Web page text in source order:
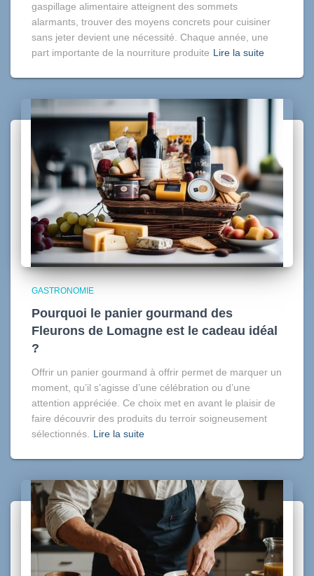
gaspillage alimentaire atteignent des sommets
alarmants, trouver des moyens concrets pour cuisiner
sans jeter devient une nécessité. Chaque année, une
part importante de la nourriture produite Lire la suite
GASTRONOMIE
Pourquoi le panier gourmand des
Fleurons de Lomagne est le cadeau idéal
?
Offrir un panier gourmand à offrir permet de marquer un
moment, qu’il s’agisse d’une célébration ou d’une
attention appréciée. Ce choix met en avant le plaisir de
faire découvrir des produits du terroir soigneusement
sélectionnés.
Lire la suite